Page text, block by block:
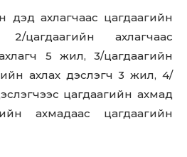
дэд ахлагчаас цагдаагийн
ахлагчаас
5 жил, 3/цагдаагийн
ахлах дэслэгч 3 жил, 4/
цагдаагийн ахмад
ахмадаас цагдаагийн